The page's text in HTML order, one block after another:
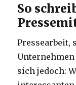
So
Pressearbeit,
sich jedoch: